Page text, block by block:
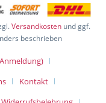
Versandkosten und ggf.
beschrieben
Kontakt